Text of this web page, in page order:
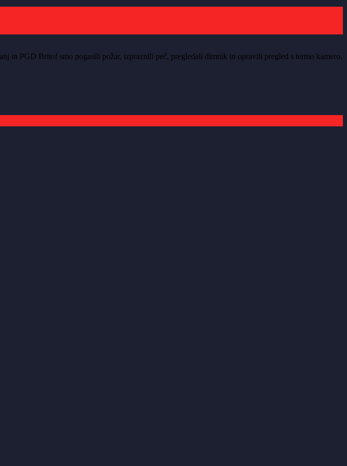
in PGD Britof smo pogasili požar, izpraznili peč, pregledali dimnik in opravili pregled s termo kamero.